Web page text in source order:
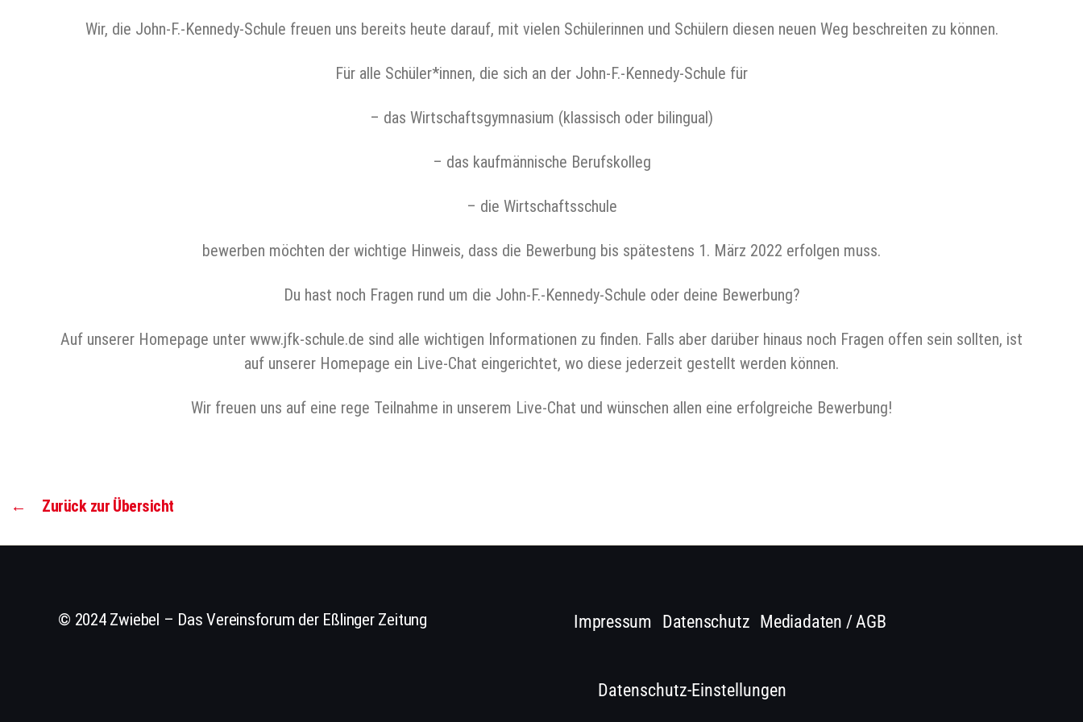
Wir, die John-F.-Kennedy-Schule freuen uns bereits heute darauf, mit vielen Schülerinnen und Schülern diesen neuen Weg beschreiten zu können.
Für alle Schüler*innen, die sich an der John-F.-Kennedy-Schule für
– das Wirtschaftsgymnasium (klassisch oder bilingual)
– das kaufmännische Berufskolleg
– die Wirtschaftsschule
bewerben möchten der wichtige Hinweis, dass die Bewerbung bis spätestens 1. März 2022 erfolgen muss.
Du hast noch Fragen rund um die John-F.-Kennedy-Schule oder deine Bewerbung?
Auf unserer Homepage unter www.jfk-schule.de sind alle wichtigen Informationen zu finden. Falls aber darüber hinaus noch Fragen offen sein sollten, ist
auf unserer Homepage ein Live-Chat eingerichtet, wo diese jederzeit gestellt werden können.
Wir freuen uns auf eine rege Teilnahme in unserem Live-Chat und wünschen allen eine erfolgreiche Bewerbung!
← Zurück zur Übersicht
© 2024 Zwiebel – Das Vereinsforum der Eßlinger Zeitung Impressum Datenschutz Mediadaten / AGB
Datenschutz-Einstellungen